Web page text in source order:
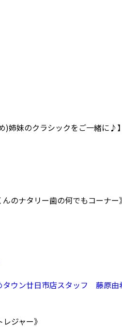
)姉妹のクラシックをご一緒に♪
のナタリー歯の何でもコーナー
タウン廿日市店スタッフ 藤原由
ジャー》